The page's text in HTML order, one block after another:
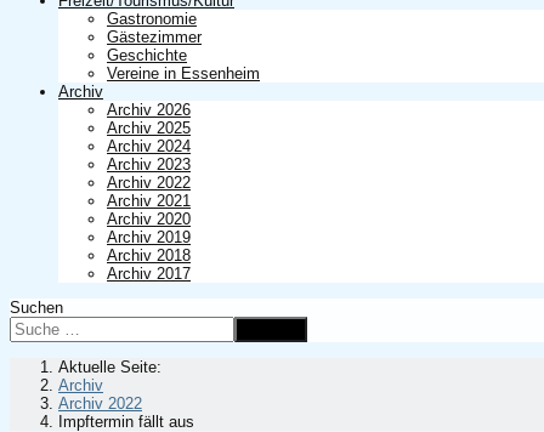
Gastronomie
Gästezimmer
Geschichte
Vereine in Essenheim
Archiv
Archiv 2026
Archiv 2025
Archiv 2024
Archiv 2023
Archiv 2022
Archiv 2021
Archiv 2020
Archiv 2019
Archiv 2018
Archiv 2017
Suchen
Aktuelle Seite:
Archiv
Archiv 2022
Impftermin fällt aus